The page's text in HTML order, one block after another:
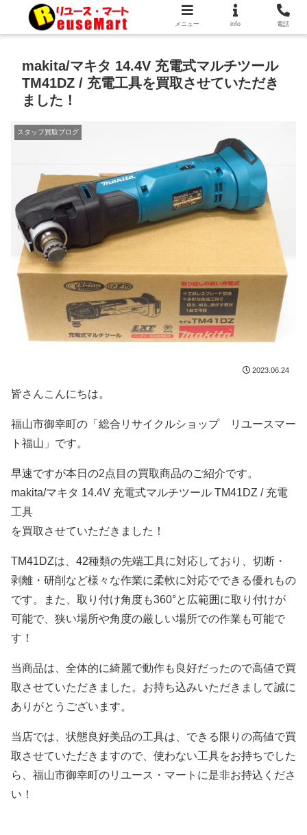
makita/マキタ 14.4V 充電式マルチツール
TM41DZ / 充電工具を買取させていただき
ました！
スタッフ買取ブログ
2023.06.24
皆さんこんにちは。
福山市御幸町の「総合リサイクルショップ リユースマー
ト福山」です。
早速ですが本日の2点目の買取商品のご紹介です。
makita/マキタ 14.4V 充電式マルチツール TM41DZ / 充電
工具
を買取させていただきました！
TM41DZは、42種類の先端工具に対応しており、切断・
剥離・研削など様々な作業に柔軟に対応でできる優れもの
です。また、取り付け角度も360°と広範囲に取り付けが
可能で、狭い場所や角度の厳しい場所での作業も可能で
す！
当商品は、全体的に綺麗で動作も良好だったので高値で買
取させていただきました。お持ち込みいただきまして誠に
ありがとうございます。
当店では、状態良好美品の工具は、できる限りの高値で買
取させていただきますので、使わない工具をお持ちでした
ら、福山市御幸町のリユース・マートに是非お持込くださ
い！
メニュー info 電話